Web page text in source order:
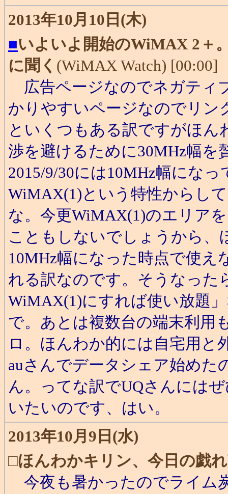
2013年10月10日(木)
■いよいよ開始のWiMAX 2＋
に聞く (WiMAX Watch) [00:00]
広告ページなのでネガティ
かりやすいページなのでリン
といくつもある訳ですがほん
渉を避けるために30MHz幅を
2015/9/30には10MHz幅にな
WiMAX(1)という特性からし
な。今更WiMAX(1)のエリア
こともしないでしょうから
10MHz幅になった時点で使え
れる訳なのです。そうなった
WiMAX(1)にすれば使い放題
で。あとは複数台の端末利用
ロ。ほんわか的には自宅用と
auさんでデータシェア始め
ん。ってな訳でUQさんには
いたいのです、はい。
2013年10月9日(水)
□ほんわかキリン、今日の戯
今夜も暑かったのでライム